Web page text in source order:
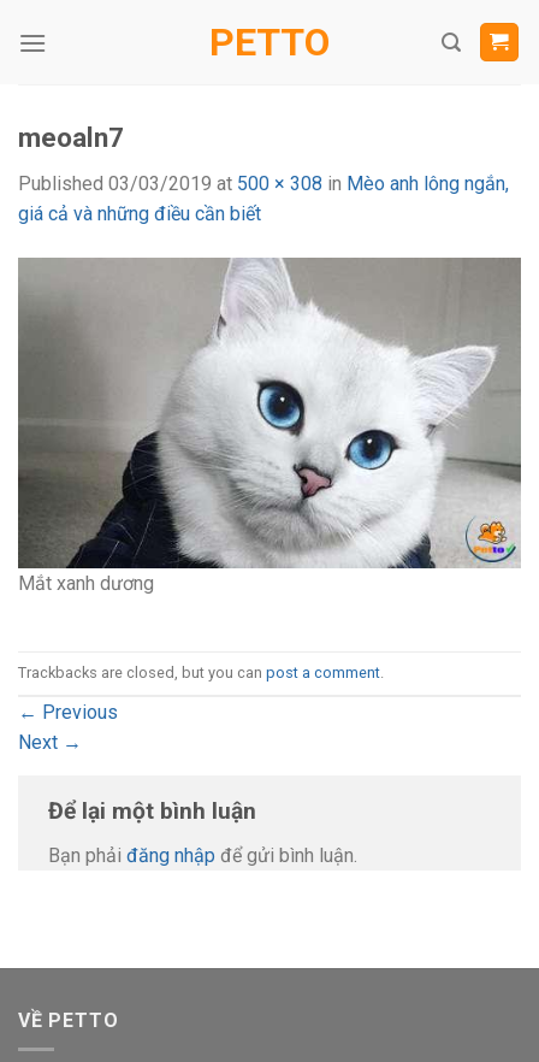
PETTO
meoaln7
Published 03/03/2019 at 500 × 308 in Mèo anh lông ngắn,
giá cả và những điều cần biết
Mắt xanh dương
Trackbacks are closed, but you can post a comment
← Previous
Next →
Để lại một bình luận
Bạn phải đăng nhập để gửi bình luận.
VỀ PETTO